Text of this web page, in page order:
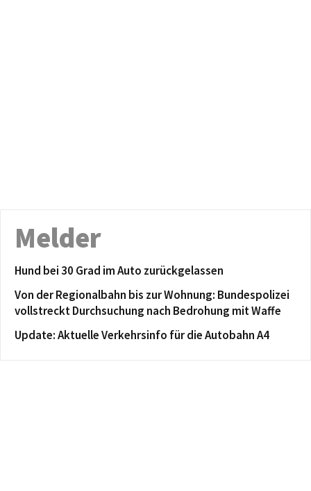
Melder
Hund bei 30 Grad im Auto zurückgelassen
Von der Regionalbahn bis zur Wohnung: Bundespolizei
vollstreckt Durchsuchung nach Bedrohung mit Waffe
Update: Aktuelle Verkehrsinfo für die Autobahn A4